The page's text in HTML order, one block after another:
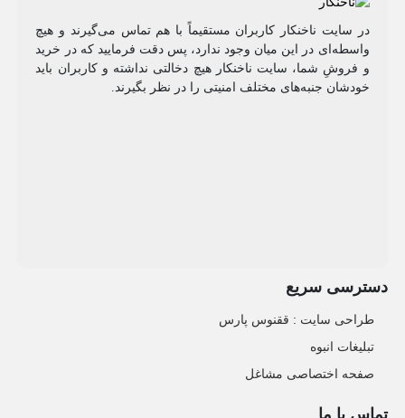
در سایت ناخنکار کاربران مستقیماً با هم تماس می‌گیرند و هیچ
واسطه‌ای در این میان وجود ندارد، پس دقت فرمایید که در خرید
و فروشِ شما، سایت ناخنکار هیچ دخالتی نداشته و کاربران باید
خودشان جنبه‌های مختلف امنیتی را در نظر بگیرند.
دسترسی سریع
طراحی سایت :‌ ققنوس پارس
تبلیغات انبوه
صفحه اختصاصی مشاغل
تماس با ما